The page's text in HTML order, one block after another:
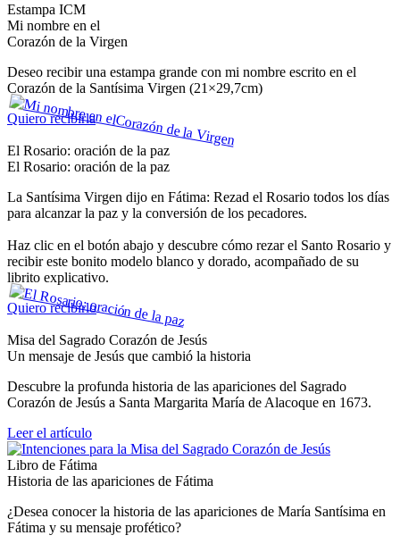
Estampa ICM
Mi nombre en el
Corazón de la Virgen
Deseo recibir una estampa grande con mi nombre escrito en el
Corazón de la Santísima Virgen (21×29,7cm)
Quiero recibirla
El Rosario: oración de la paz
El Rosario: oración de la paz
La Santísima Virgen dijo en Fátima: Rezad el Rosario todos los días
para alcanzar la paz y la conversión de los pecadores.
Haz clic en el botón abajo y descubre cómo rezar el Santo Rosario y
recibir este bonito modelo blanco y dorado, acompañado de su
librito explicativo.
Quiero recibirlo
Misa del Sagrado Corazón de Jesús
Un mensaje de Jesús que cambió la historia
Descubre la profunda historia de las apariciones del Sagrado
Corazón de Jesús a Santa Margarita María de Alacoque en 1673.
Leer el artículo
Libro de Fátima
Historia de las apariciones de Fátima
¿Desea conocer la historia de las apariciones de María Santísima en
Fátima y su mensaje profético?